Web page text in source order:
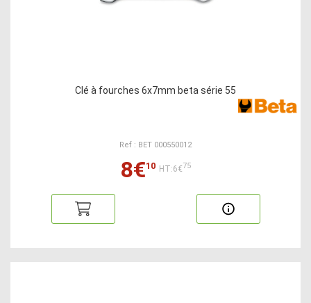
Clé à fourches 6x7mm beta série 55
Ref : BET 000550012
8€10 HT:6€75